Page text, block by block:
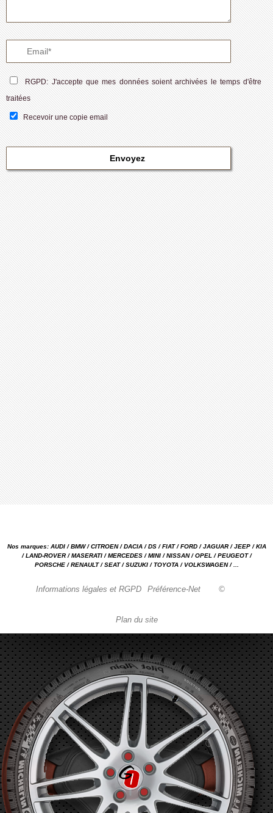
RGPD: J'accepte que mes données soient archivées le temps d'être
traitées
Recevoir une copie email
Nos marques: AUDI / BMW / CITROEN / DACIA / DS / FIAT / FORD / JAGUAR / JEEP / KIA
/ LAND-ROVER / MASERATI / MERCEDES / MINI / NISSAN / OPEL / PEUGEOT /
PORSCHE / RENAULT / SEAT / SUZUKI / TOYOTA / VOLKSWAGEN / ...
Informations légales et RGPD Préférence-Net ©
Plan du site
Garage automobile Reparation, entretien, carrosserie, concessionnaire Loire 42